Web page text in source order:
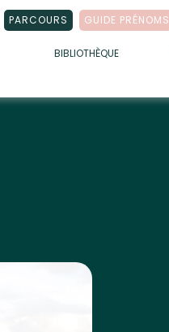
PARCOURS GUIDE PRÉNOMS
BIBLIOTHÈQUE